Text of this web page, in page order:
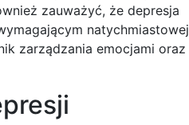
zauważyć, że depresja
natychmiastowej
zarządzania emocjami oraz